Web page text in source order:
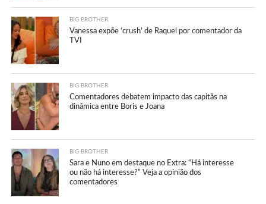
BIG BROTHER
Vanessa expõe ‘crush’ de Raquel por comentador da
TVI
BIG BROTHER
Comentadores debatem impacto das capitãs na
dinâmica entre Boris e Joana
BIG BROTHER
Sara e Nuno em destaque no Extra: “Há interesse
ou não há interesse?” Veja a opinião dos
comentadores